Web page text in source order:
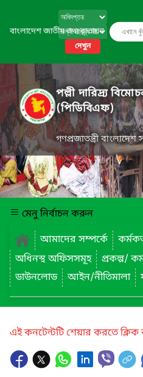
বাংলাদেশ জাতীয় তথ্য বাতায়ন
দেখুন
পল্লী দারিদ্র্য
(পিডিবিএফ)
গণপ্রজাতন্ত্রী
মেনু নির্বাচন করুন
আমাদের সম্পর্কে
অধিনস্থ অফিসসমূহ
প্রকল্প/
ডাউনলোড
আইন/নীতিমালা
এই কনটেন্টটি শেয়ার করতে